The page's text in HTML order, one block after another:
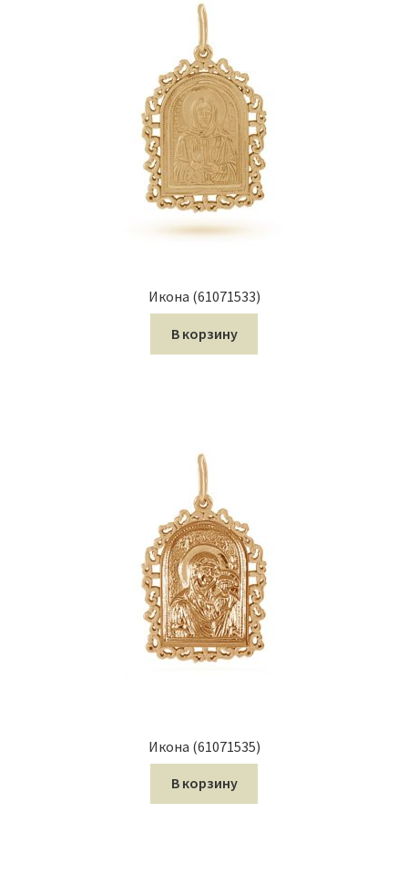
Икона (61071533)
В корзину
Икона (61071535)
В корзину